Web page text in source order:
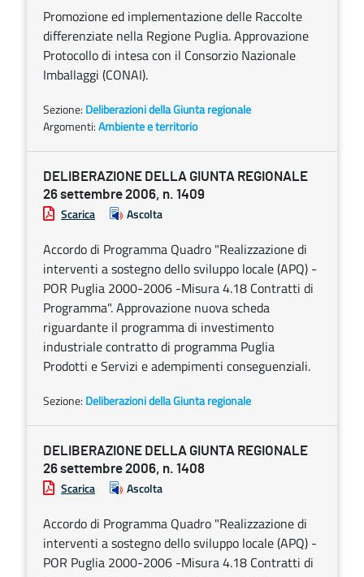
Promozione ed implementazione delle Raccolte
differenziate nella Regione Puglia. Approvazione
Protocollo di intesa con il Consorzio Nazionale
Imballaggi (CONAI).
Sezione: Deliberazioni della Giunta regionale
Argomenti:Ambiente e territorio
DELIBERAZIONE DELLA GIUNTA REGIONALE
26 settembre 2006, n. 1409
Scarica Ascolta
Accordo di Programma Quadro "Realizzazione di
interventi a sostegno dello sviluppo locale (APQ) -
POR Puglia 2000-2006 -Misura 4.18 Contratti di
Programma". Approvazione nuova scheda
riguardante il programma di investimento
industriale contratto di programma Puglia
Prodotti e Servizi e adempimenti conseguenziali.
Sezione: Deliberazioni della Giunta regionale
DELIBERAZIONE DELLA GIUNTA REGIONALE
26 settembre 2006, n. 1408
Scarica Ascolta
Accordo di Programma Quadro "Realizzazione di
interventi a sostegno dello sviluppo locale (APQ) -
POR Puglia 2000-2006 -Misura 4.18 Contratti di